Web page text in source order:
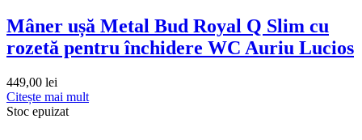
Mâner ușă Metal Bud Royal Q Slim cu
rozetă pentru închidere WC Auriu Lucios
449,00 lei
Citește mai mult
Stoc epuizat